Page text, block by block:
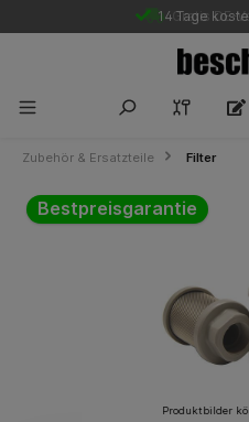
Gratis DE-
14 Tage
Zubehör & Ersatzteile Filter
Bildergalerie überspringen
Bestpreisgarantie
Produktbilder